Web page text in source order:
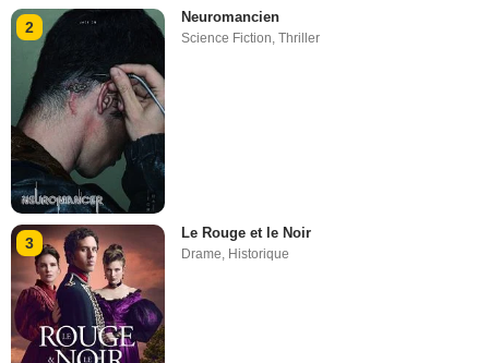
2
Neuromancien
Science Fiction,Thriller
3
Le Rouge et le Noir
Drame, Historique